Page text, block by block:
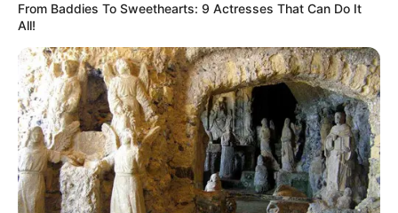
From Baddies To Sweethearts: 9 Actresses That Can Do It
All!